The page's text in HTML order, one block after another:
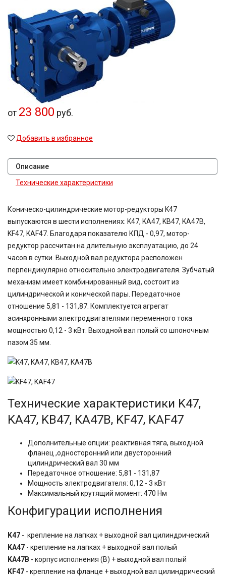
от 23 800 руб.
Добавить в избранное
Описание
Технические характеристики
Коническо-цилиндрические мотор-редукторы K47
выпускаются в шести исполнениях: K47, KA47, KB47, KA47B,
KF47, KAF47. Благодаря показателю КПД - 0,97, мотор-
редуктор рассчитан на длительную эксплуатацию, до 24
часов в сутки. Выходной вал редуктора расположен
перпендикулярно относительно электродвигателя. Зубчатый
механизм имеет комбинированный вид, состоит из
цилиндрической и конической пары. Передаточное
отношение 5,81 - 131,87. Комплектуется агрегат
асинхронными электродвигателями переменного тока
мощностью 0,12 - 3 кВт. Выходной вал полый со шпоночным
пазом 35 мм.
Технические характеристики K47,
KA47, KB47, KA47B, KF47, KAF47
Дополнительные опции: реактивная тяга, выходной
фланец ,односторонний или двусторонний
цилиндрический вал 30 мм
Передаточное отношение: 5,81 - 131,87
Мощность электродвигателя: 0,12 - 3 кВт
Максимальный крутящий момент: 470 Нм
Конфигурации исполнения
K47 - крепление на лапках + выходной вал цилиндрический
KA47 - крепление на лапках + выходной вал полый
KA47B - корпус исполнения (B) + выходной вал полый
KF47 - крепление на фланце + выходной вал цилиндрический